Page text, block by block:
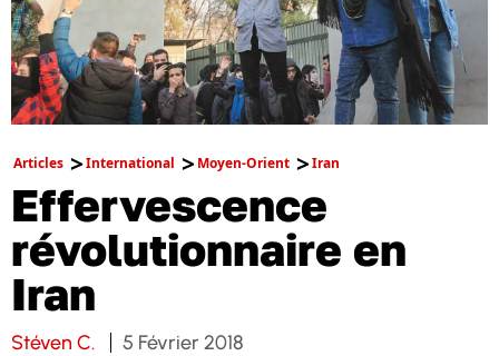
Articles International Moyen-Orient Iran
Effervescence
révolutionnaire en
Iran
Stéven C. 5 Février 2018